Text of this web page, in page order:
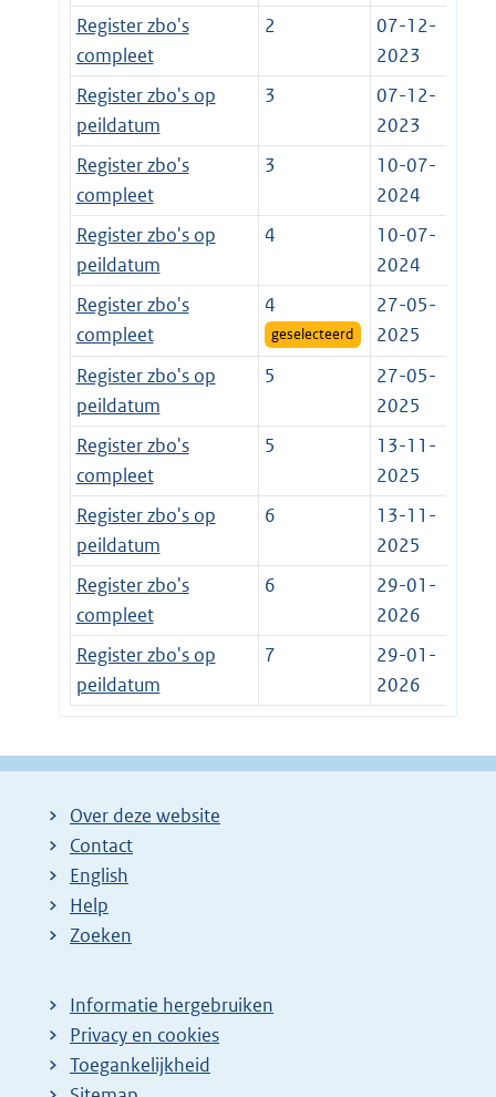
Register zbo's
compleet
2
07-12-
2023
Register zbo's op
peildatum
3
07-12-
2023
Register zbo's
compleet
3
10-07-
2024
Register zbo's op
peildatum
4
10-07-
2024
Register zbo's
compleet
4
geselecteerd
27-05-
2025
Register zbo's op
peildatum
5
27-05-
2025
Register zbo's
compleet
5
13-11-
2025
Register zbo's op
peildatum
6
13-11-
2025
Register zbo's
compleet
6
29-01-
2026
Register zbo's op
peildatum
7
29-01-
2026
Over deze website
Contact
English
Help
Zoeken
Informatie hergebruiken
Privacy en cookies
Toegankelijkheid